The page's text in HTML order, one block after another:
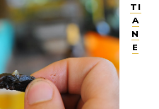
TI
A
N
E